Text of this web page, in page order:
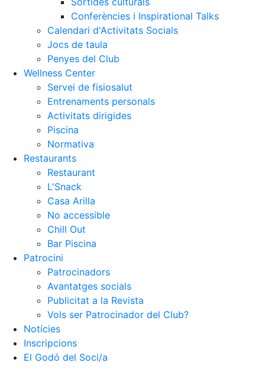
Conferències i Inspirational Talks
Calendari d'Activitats Socials
Jocs de taula
Penyes del Club
Wellness Center
Servei de fisiosalut
Entrenaments personals
Activitats dirigides
Piscina
Normativa
Restaurants
Restaurant
L'Snack
Casa Arilla
No accessible
Chill Out
Bar Piscina
Patrocini
Patrocinadors
Avantatges socials
Publicitat a la Revista
Vols ser Patrocinador del Club?
Notícies
Inscripcions
El Godó del Soci/a